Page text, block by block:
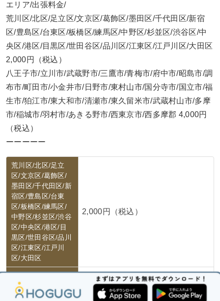
エリア/出張料金/
荒川区/北区/足立区/文京区/葛飾区/墨田区/千代田区/新宿
区/豊島区/台東区/板橋区/練馬区/中野区/杉並区/渋谷区/中
央区/港区/目黒区/世田谷区/品川区/江東区/江戸川区/大田区
2,000円（税込）
八王子市/立川市/武蔵野市/三鷹市/青梅市/府中市/昭島市/調
布市/町田市/小金井市/日野市/東村山市/国分寺市/国立市/福
生市/狛江市/東大和市/清瀬市/東久留米市/武蔵村山市/多摩
市/稲城市/羽村市/あきる野市/西東京市/西多摩郡 4,000円
（税込）
ーーーーー
荒川区/北区/足立
区/文京区/葛飾区/
墨田区/千代田区/新
宿区/豊島区/台東
区/板橋区/練馬区/
中野区/杉並区/渋谷
区/中央区/港区/目
黒区/世田谷区/品川
区/江東区/江戸川
区/大田区
2,000円（税込）
八王子市/立川市/武
蔵野市/三鷹市/青梅
市/府中市/昭島市/